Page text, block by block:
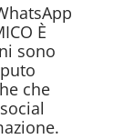
È
sono
che